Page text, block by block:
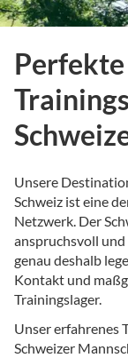
Perfekte
Unsere
Schweiz ist eine
Netzwerk. Der
anspruchsvoll und
genau deshalb
Kontakt und
Trainingslager.
Unser erfahrenes
Schweizer